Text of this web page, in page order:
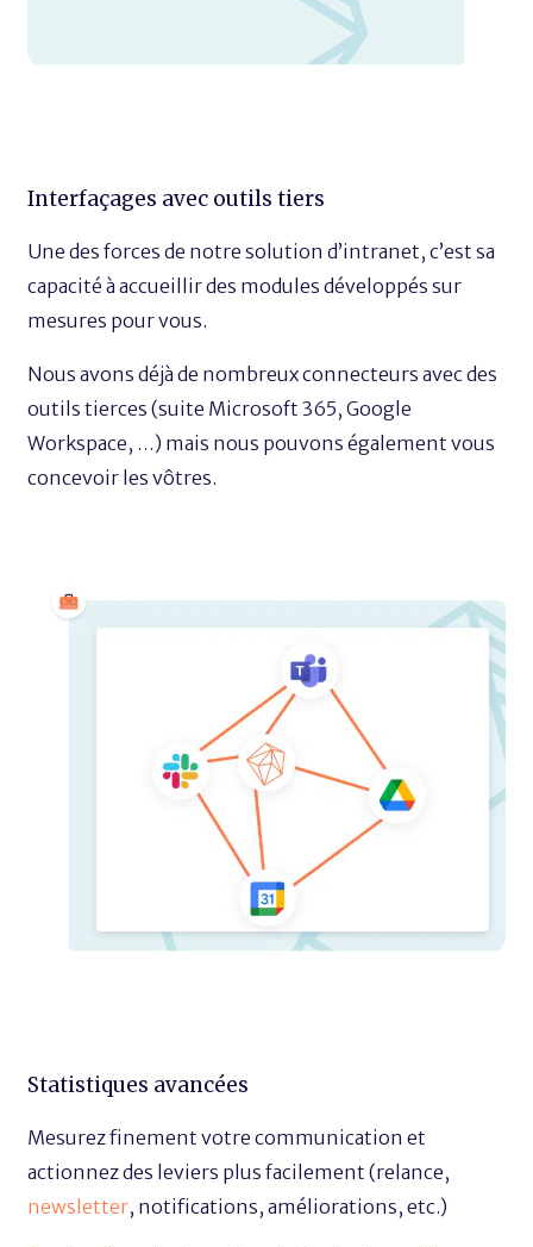
Interfaçages avec outils tiers
Une des forces de notre solution d’intranet, c’est sa
capacité à accueillir des modules développés sur
mesures pour vous.
Nous avons déjà de nombreux connecteurs avec des
outils tierces (suite Microsoft 365, Google
Workspace, …) mais nous pouvons également vous
concevoir les vôtres.
Statistiques avancées
Mesurez finement votre communication et
actionnez des leviers plus facilement (relance,
newsletter, notifications, améliorations, etc.)